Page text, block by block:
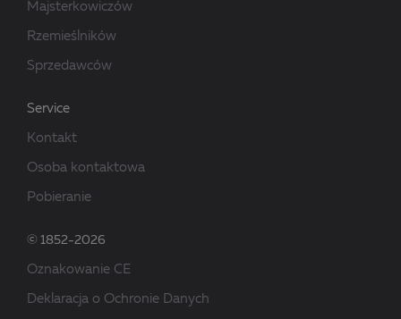
Majsterkowiczów
Rzemieślników
Sprzedawców
Service
Kontakt
Osoba kontaktowa
Pobieranie
© 1852-2026
Oznakowanie CE
Deklaracja o Ochronie Danych